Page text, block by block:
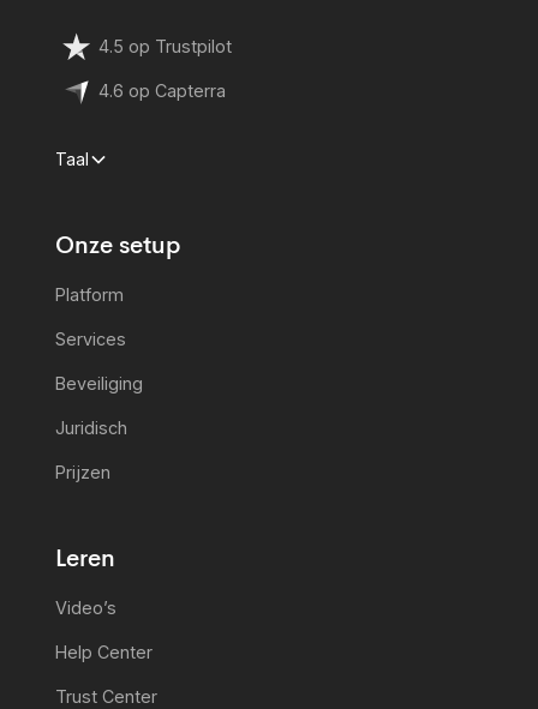
4.5 op Trustpilot
4.6 op Capterra
Taal
Onze setup
Platform
Services
Beveiliging
Juridisch
Prijzen
Leren
Video’s
Help Center
Trust Center